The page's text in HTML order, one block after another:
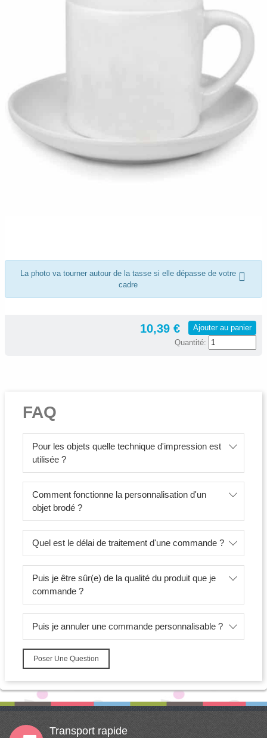
La photo va tourner autour de la tasse si elle dépasse de votre
cadre
10,39 €
Ajouter au panier
Quantité:
FAQ
Pour les objets quelle technique d'impression est
utilisée ?
Comment fonctionne la personnalisation d'un
objet brodé ?
Quel est le délai de traitement d'une commande ?
Puis je être sûr(e) de la qualité du produit que je
commande ?
Puis je annuler une commande personnalisable ?
Poser Une Question
Transport rapide